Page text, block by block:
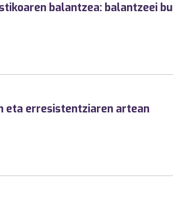
balantzea: balantzeei
eta erresistentziaren artean